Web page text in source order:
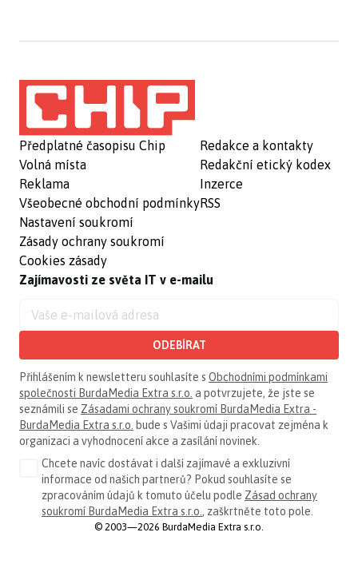
Předplatné časopisu Chip
Volná místa
Reklama
Všeobecné obchodní podmínky
Nastavení soukromí
Zásady ochrany soukromí
Cookies zásady
Redakce a kontakty
Redakční etický kodex
Inzerce
RSS
Zajímavosti ze světa IT v e-mailu
ODEBÍRAT
Přihlášením k newsletteru souhlasíte s Obchodními podmínkami
společnosti BurdaMedia Extra s.r.o. a potvrzujete, že jste se
seznámili se Zásadami ochrany soukromí BurdaMedia Extra -
BurdaMedia Extra s.r.o. bude s Vašimi údaji pracovat zejména k
organizaci a vyhodnocení akce a zasílání novinek.
Chcete navíc dostávat i další zajímavé a exkluzivní
informace od našich partnerů? Pokud souhlasíte se
zpracováním údajů k tomuto účelu podle Zásad ochrany
soukromí BurdaMedia Extra s.r.o., zaškrtněte toto pole.
© 2003—2026 BurdaMedia Extra s.r.o.